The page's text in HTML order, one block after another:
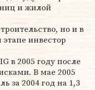
и жилой
но и в
инвестор
в 2005 году после
В мае 2005
за 2004 год на 1,3